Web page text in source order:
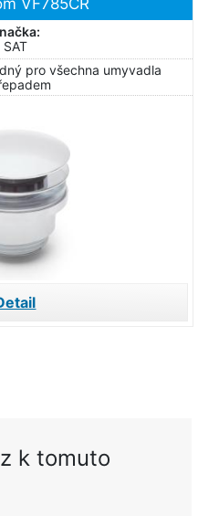
VF785CR
SAT
pro všechna umyvadla
k tomuto